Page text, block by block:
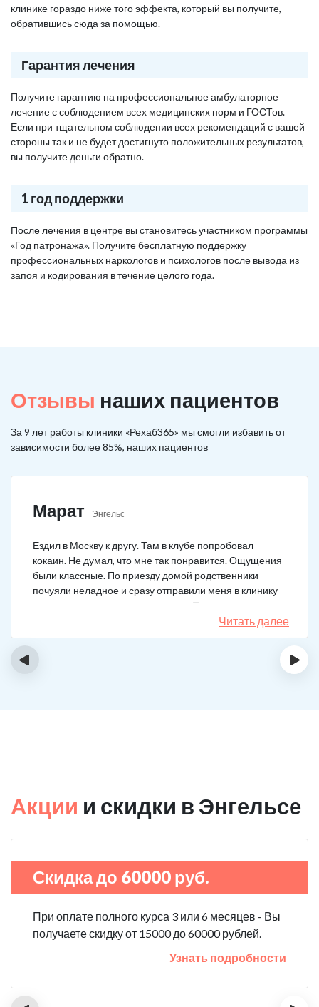
клинике гораздо ниже того эффекта, который вы получите,
обратившись сюда за помощью.
Гарантия лечения
Получите гарантию на профессиональное амбулаторное
лечение с соблюдением всех медицинских норм и ГОСТов.
Если при тщательном соблюдении всех рекомендаций с вашей
стороны так и не будет достигнуто положительных результатов,
вы получите деньги обратно.
1 год поддержки
После лечения в центре вы становитесь участником программы
«Год патронажа». Получите бесплатную поддержку
профессиональных наркологов и психологов после вывода из
запоя и кодирования в течение целого года.
Отзывы наших пациентов
За 9 лет работы клиники «Рехаб365» мы смогли избавить от
зависимости более 85%, наших пациентов
Марат Энгельс
Ездил в Москву к другу. Там в клубе попробовал
кокаин. Не думал, что мне так понравится. Ощущения
были классные. По приезду домой родственники
почуяли неладное и сразу отправили меня в клинику
после того как я им все рассказал. Прошел курс
лечения, но мысли о коксе не прошли. Сейчас хожу на
курсы анонимных наркоманов, делаю все, чтобы
Читать далее
‹ ›
Акции и скидки в Энгельсе
Скидка до 60000 руб.
При оплате полного курса 3 или 6 месяцев - Вы
получаете скидку от 15000 до 60000 рублей.
Узнать подробности